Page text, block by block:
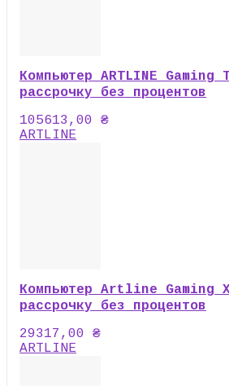
Компьютер ARTLINE Gaming
рассрочку без процентов
105613,00 ₴
ARTLINE
Компьютер Artline Gaming
рассрочку без процентов
29317,00 ₴
ARTLINE